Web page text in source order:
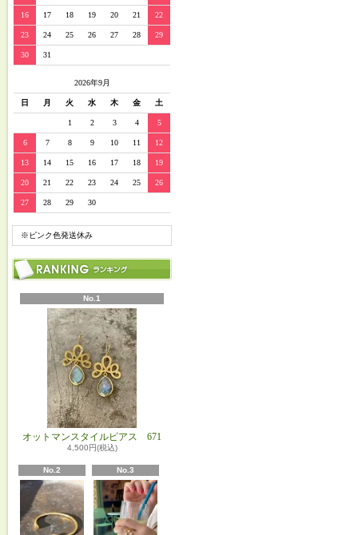
16 17 18 19 20 21 22
23 24 25 26 27 28 29
30 31
2026年9月
日 月 火 水 木 金 土
1 2 3 4 5
6 7 8 9 10 11 12
13 14 15 16 17 18 19
20 21 22 23 24 25 26
27 28 29 30
※ピンク色発送休み
No.1
オットマンスタイルピアス 671
4,500円(税込)
No.2 No.3